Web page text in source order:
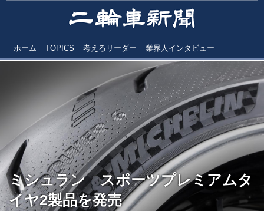
ホーム TOPICS 考えるリーダー 業界人インタビュー
ミシュラン スポーツプレミアムタ
イヤ2製品を発売